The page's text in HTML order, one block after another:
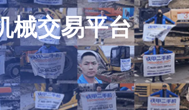
械交易平台